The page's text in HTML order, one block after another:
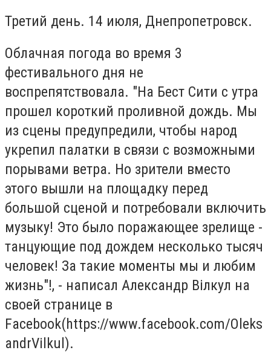
Третий день. 14 июля, Днепропетровск.
Облачная погода во время 3
фестивального дня не
воспрепятствовала. "На Бест Сити с утра
прошел короткий проливной дождь. Мы
из сцены предупредили, чтобы народ
укрепил палатки в связи с возможными
порывами ветра. Но зрители вместо
этого вышли на площадку перед
большой сценой и потребовали включить
музыку! Это было поражающее зрелище -
танцующие под дождем несколько тысяч
человек! За такие моменты мы и любим
жизнь"!, - написал Александр Вілкул на
своей странице в
Facebook(https://www.facebook.com/Oleks
andrVilkul).